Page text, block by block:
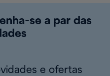
se a par das
e ofertas